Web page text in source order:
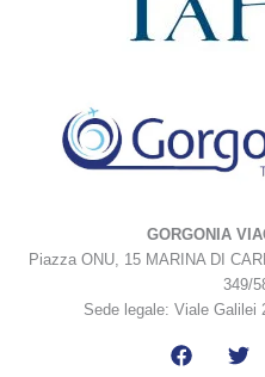
GORGONIA
Piazza ONU, 15 MARINA DI
349/
Sede legale: Viale Galilei